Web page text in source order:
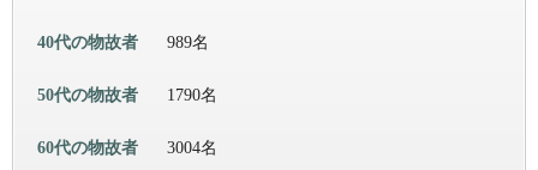
40代の物故者 989名
50代の物故者 1790名
60代の物故者 3004名